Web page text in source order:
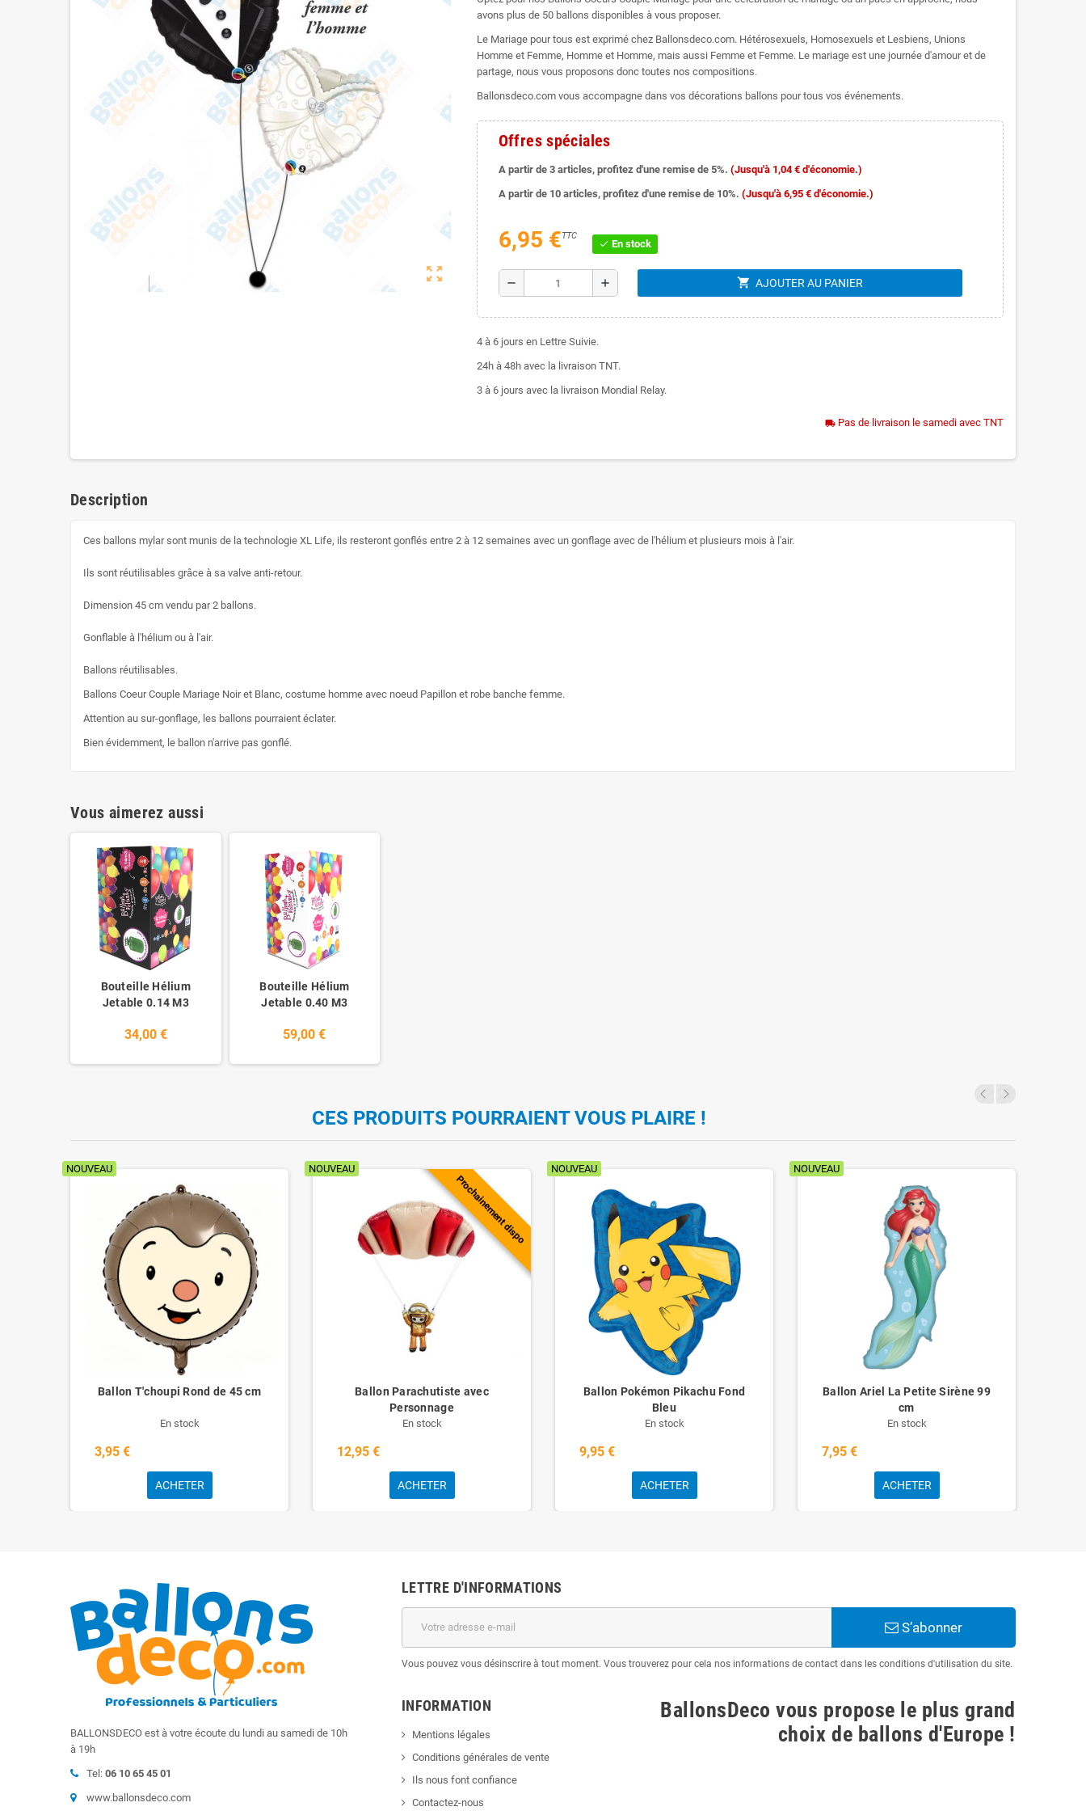
zoom_out_map
avons plus de 50 ballons disponibles à vous proposer.
Le Mariage pour tous est exprimé chez Ballonsdeco.com. Hétérosexuels, Homosexuels et Lesbiens, Unions
Homme et Femme, Homme et Homme, mais aussi Femme et Femme. Le mariage est une journée d'amour et de
partage, nous vous proposons donc toutes nos compositions.
Ballonsdeco.com vous accompagne dans vos décorations ballons pour tous vos événements.
Offres spéciales
A partir de 3 articles, profitez d'une remise de 5%. (Jusqu'à 1,04 € d'économie.)
A partir de 10 articles, profitez d'une remise de 10%. (Jusqu'à 6,95 € d'économie.)
6,95 €TTC
check En stock
remove add shopping_cart AJOUTER AU PANIER
4 à 6 jours en Lettre Suivie.
24h à 48h avec la livraison TNT.
3 à 6 jours avec la livraison Mondial Relay.
local_shipping Pas de livraison le samedi avec TNT
Description
Ces ballons mylar sont munis de la technologie XL Life, ils resteront gonflés entre 2 à 12 semaines avec un gonflage avec de l'hélium et plusieurs mois à l'air.
Ils sont réutilisables grâce à sa valve anti-retour.
Dimension 45 cm vendu par 2 ballons.
Gonflable à l'hélium ou à l'air.
Ballons réutilisables.
Ballons Coeur Couple Mariage Noir et Blanc, costume homme avec noeud Papillon et robe banche femme.
Attention au sur-gonflage, les ballons pourraient éclater.
Bien évidemment, le ballon n'arrive pas gonflé.
Vous aimerez aussi
Bouteille Hélium
Jetable 0.14 M3
34,00 €
Bouteille Hélium
Jetable 0.40 M3
59,00 €
CES PRODUITS POURRAIENT VOUS PLAIRE !
NOUVEAU
Ballon T'choupi Rond de 45 cm
En stock
3,95 €
ACHETER
Prochainement dispo
NOUVEAU
Ballon Parachutiste avec
Personnage
En stock
12,95 €
ACHETER
NOUVEAU
Ballon Pokémon Pikachu Fond
Bleu
En stock
9,95 €
ACHETER
NOUVEAU
Ballon Ariel La Petite Sirène 99
cm
En stock
7,95 €
ACHETER
BALLONSDECO est à votre écoute du lundi au samedi de 10h
à 19h
Tel: 06 10 65 45 01
www.ballonsdeco.com
LETTRE D'INFORMATIONS
S’abonner
Vous pouvez vous désinscrire à tout moment. Vous trouverez pour cela nos informations de contact dans les conditions d'utilisation du site.
INFORMATION
Mentions légales
Conditions générales de vente
Ils nous font confiance
Contactez-nous
BallonsDeco vous propose le plus grand
choix de ballons d'Europe !